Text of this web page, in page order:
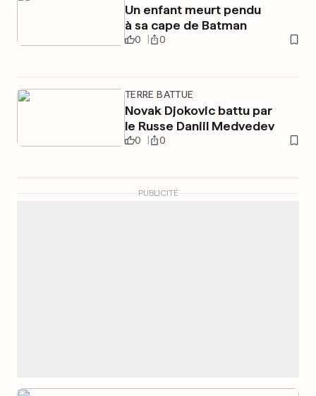
Un enfant meurt pendu
à sa cape de Batman
0 0
TERRE BATTUE
Novak Djokovic battu par
le Russe Daniil Medvedev
0 0
PUBLICITÉ